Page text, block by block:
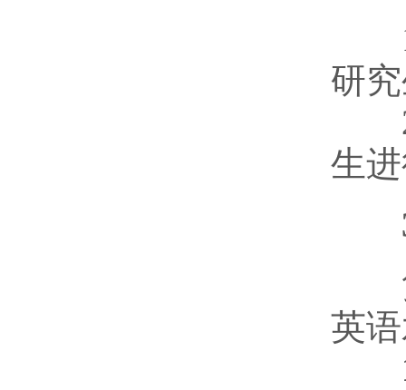
1
研
2
生
3
复
英
1